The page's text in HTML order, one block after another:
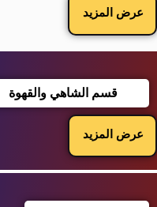
عرض المزيد
قسم الشاهي والقهوة
عرض المزيد